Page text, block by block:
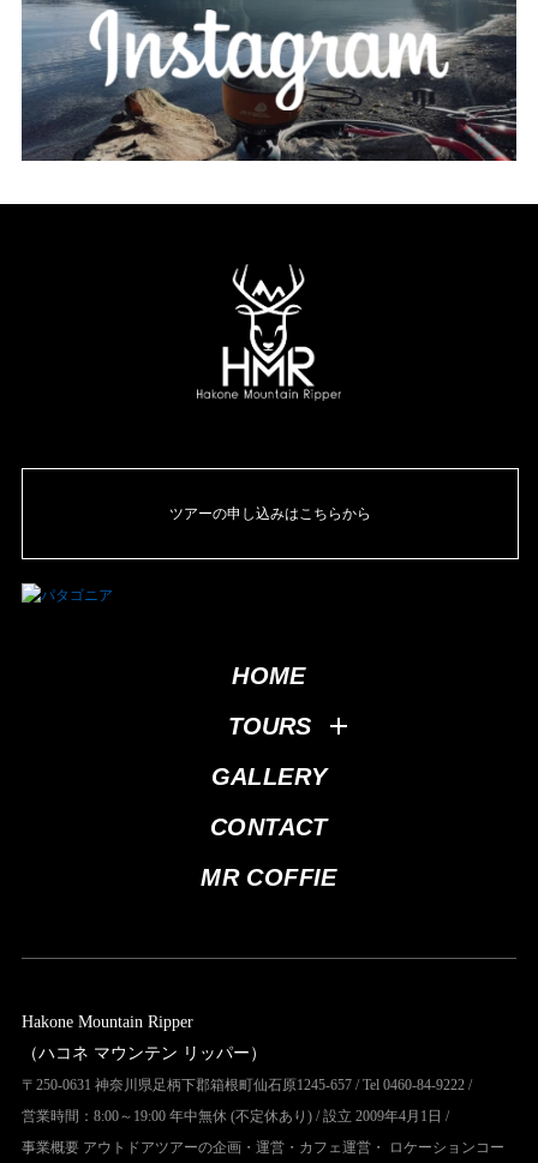
ツアーの申し込みはこちらから
HOME
TOURS
GALLERY
CONTACT
MR COFFIE
Hakone Mountain Ripper
（ハコネ マウンテン リッパー）
〒250-0631 神奈川県足柄下郡箱根町仙石原1245-657 / Tel 0460-84-9222 /
営業時間：8:00～19:00 年中無休 (不定休あり) / 設立 2009年4月1日 /
事業概要 アウトドアツアーの企画・運営・カフェ運営・ ロケーションコー